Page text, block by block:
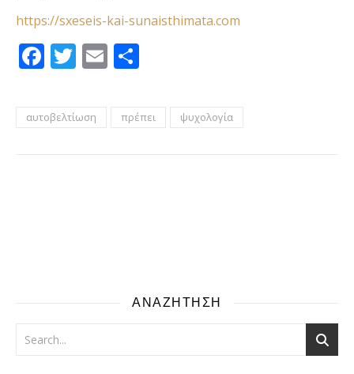
https://sxeseis-kai-sunaisthimata.com
Facebook
Twitter
Email
αυτοβελτίωση πρέπει ψυχολογία
ΑΝΑΖΗΤΗΣΗ